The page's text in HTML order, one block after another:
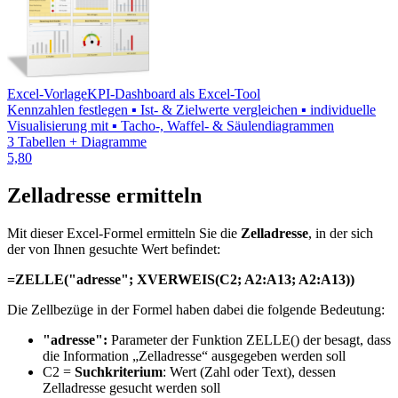
Excel-VorlageKPI-Dashboard als Excel-Tool
Kennzahlen festlegen ▪ Ist- & Zielwerte vergleichen ▪ individuelle
Visualisierung mit ▪ Tacho-, Waffel- & Säulendiagrammen
3 Tabellen + Diagramme
5,80
Zelladresse ermitteln
Mit dieser Excel-Formel ermitteln Sie die Zelladresse, in der sich
der von Ihnen gesuchte Wert befindet:
=ZELLE("adresse"; XVERWEIS(C2; A2:A13; A2:A13))
Die Zellbezüge in der Formel haben dabei die folgende Bedeutung:
"adresse": Parameter der Funktion ZELLE() der besagt, dass
die Information „Zelladresse“ ausgegeben werden soll
C2 = Suchkriterium: Wert (Zahl oder Text), dessen
Zelladresse gesucht werden soll